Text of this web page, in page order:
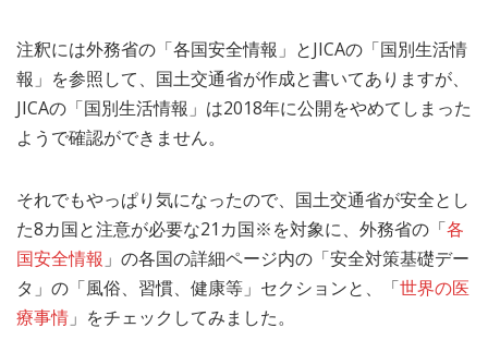
注釈には外務省の「各国安全情報」とJICAの「国別生活情
報」を参照して、国土交通省が作成と書いてありますが、
JICAの「国別生活情報」は2018年に公開をやめてしまった
ようで確認ができません。
それでもやっぱり気になったので、国土交通省が安全とし
た8カ国と注意が必要な21カ国※を対象に、外務省の「各
国安全情報 」の各国の詳細ページ内の「安全対策基礎デー
タ」の「風俗、習慣、健康等」セクションと、「世界の医
療事情 」をチェックしてみました。